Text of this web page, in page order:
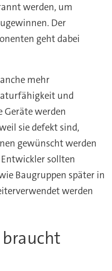
werden, um
Der
geht dabei
mehr
und
Geräte werden
sie defekt sind,
gewünscht werden
sollten
Baugruppen später in
werden